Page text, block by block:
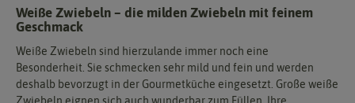
Weiße Zwiebeln – die milden Zwiebeln mit feinem
Geschmack
Weiße Zwiebeln sind hierzulande immer noch eine
Besonderheit. Sie schmecken sehr mild und fein und werden
deshalb bevorzugt in der Gourmetküche eingesetzt. Große weiße